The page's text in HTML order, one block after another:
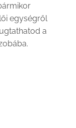
egységről
a